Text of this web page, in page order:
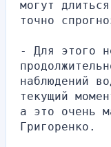
могут
точно
- Для этого
наблюдений
текущий
а это очень
Григоренко.